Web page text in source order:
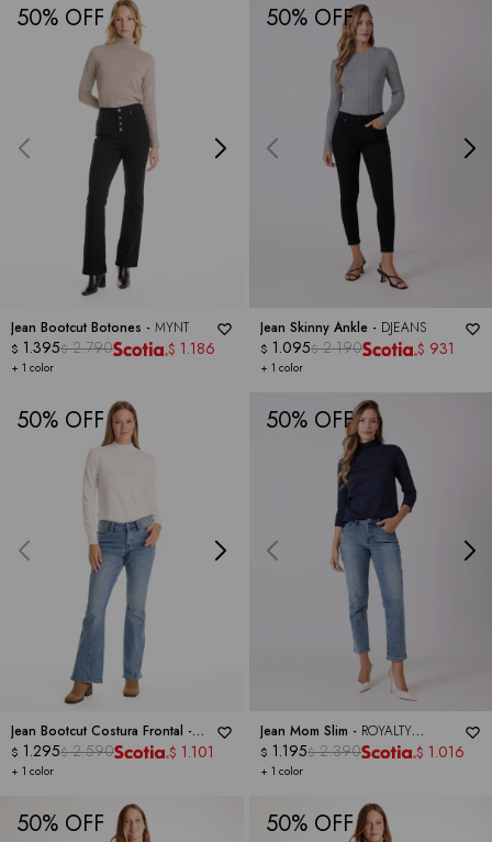
50
Jean Bootcut Botones - MYNT
+ 1 color
$ 1.395$ 2.790 $ 1.186
50
Jean Skinny Ankle - DJEANS
+ 1 color
$ 1.095$ 2.190 $ 931
50
Jean Bootcut Costura Frontal -
ROYALTY COLLECTION
+ 1 color
$ 1.295$ 2.590 $ 1.101
50
Jean Mom Slim - ROYALTY
COLLECTION
+ 1 color
$ 1.195$ 2.390 $ 1.016
50 50